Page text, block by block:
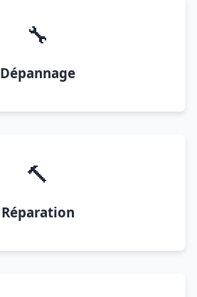
🔧
Dépannage
🔨
Réparation